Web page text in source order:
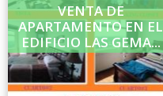
VENTA DE
APARTAMENTO EN EL
EDIFICIO LAS GEMA...